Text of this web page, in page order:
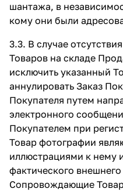
шантажа, в
кому они были
3.3. В случае
Товаров на складе
исключить указанный
аннулировать Заказ
Покупателя путем
электронного
Покупателем при
Товар фотографии
иллюстрациями к нему
фактического
Сопровождающие